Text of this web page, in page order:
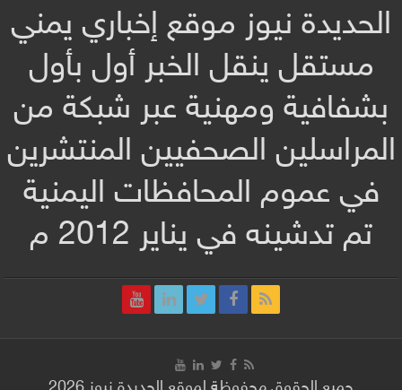
الحديدة نيوز موقع إخباري يمني
مستقل ينقل الخبر أول بأول
بشفافية ومهنية عبر شبكة من
المراسلين الصحفيين المنتشرين
في عموم المحافظات اليمنية
تم تدشينه في يناير 2012 م